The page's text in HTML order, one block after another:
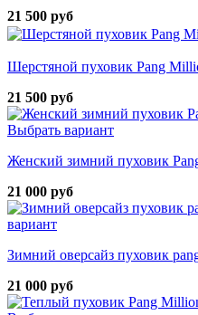
21 500 руб
Шерстяной пуховик Pang
21 500 руб
Выбрать вариант
Женский зимний пуховик
21 000 руб
вариант
Зимний оверсайз пуховик
21 000 руб